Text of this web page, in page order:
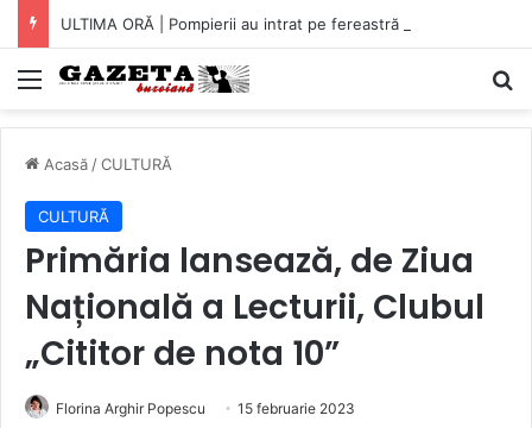
Mediu
Acasă /CULTURĂ
CULTURĂ
Primăria lansează, de Ziua
Națională a Lecturii, Clubul
„Cititor de nota 10”
Florina Arghir Popescu 15 februarie 2023